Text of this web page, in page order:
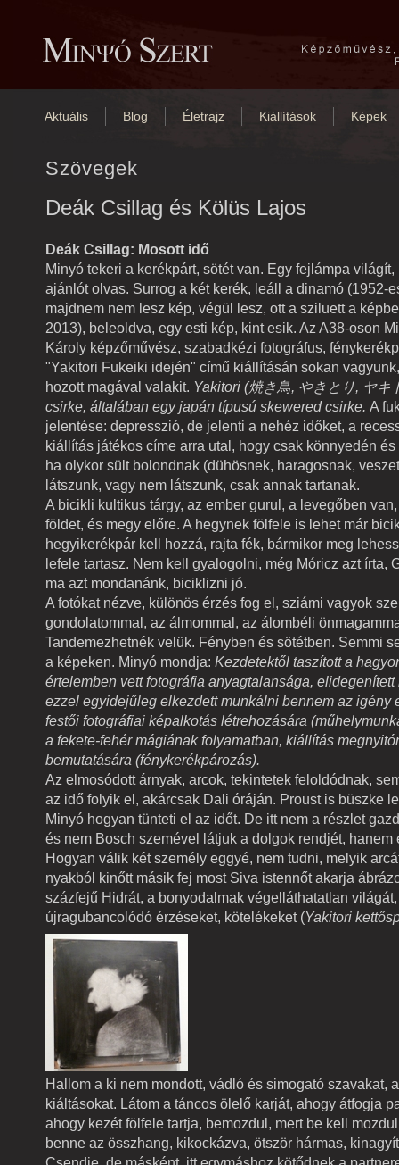
Aktuális Blog Életrajz Kiállítások Képek
Szövegek
Deák Csillag és Kölüs Lajos
Deák Csillag: Mosott idő
Minyó tekeri a kerékpárt, sötét van. Egy fejlámpa
ajánlót olvas. Surrog a két kerék, leáll a dinamó (1952-
majdnem nem lesz kép, végül lesz, ott a sziluett a
2013), beleoldva, egy esti kép, kint esik. Az A38-oson
Károly képzőművész, szabadkézi fotográfus,
"Yakitori Fukeiki idején" című kiállításán sokan
hozott magával valakit. Yakitori (焼き鳥, やきとり, ヤキ
csirke, általában egy japán típusú skewered csirke. A
jelentése: depresszió, de jelenti a nehéz időket, a
kiállítás játékos címe arra utal, hogy csak könnyedén
ha olykor sült bolondnak (dühösnek, haragosnak,
látszunk, vagy nem látszunk, csak annak tartanak.
A bicikli kultikus tárgy, az ember gurul, a levegőben
földet, és megy előre. A hegynek fölfele is lehet már
hegyikerékpár kell hozzá, rajta fék, bármikor meg
lefele tartasz. Nem kell gyalogolni, még Móricz azt írta,
ma azt mondanánk, biciklizni jó.
A fotókat nézve, különös érzés fog el, sziámi vagyok
gondolatommal, az álmommal, az álombéli
Tandemezhetnék velük. Fényben és sötétben. Semmi
a képeken. Minyó mondja: Kezdetektől taszított a
értelemben vett fotográfia anyagtalansága,
ezzel egyidejűleg elkezdett munkálni bennem az igény
festői fotográfiai képalkotás létrehozására
a fekete-fehér mágiának folyamatban, kiállítás
bemutatására (fénykerékpározás).
Az elmosódott árnyak, arcok, tekintetek feloldódnak,
az idő folyik el, akárcsak Dali óráján. Proust is büszke
Minyó hogyan tünteti el az időt. De itt nem a részlet
és nem Bosch szemével látjuk a dolgok rendjét, hanem
Hogyan válik két személy eggyé, nem tudni, melyik
nyakból kinőtt másik fej most Siva istennőt akarja
százfejű Hidrát, a bonyodalmak végelláthatatlan
újragubancolódó érzéseket, kötelékeket (Yakitori
Hallom a ki nem mondott, vádló és simogató szavakat,
kiáltásokat. Látom a táncos ölelő karját, ahogy átfogja
ahogy kezét fölfele tartja, bemozdul, mert be kell
benne az összhang, kikockázva, ötször hármas,